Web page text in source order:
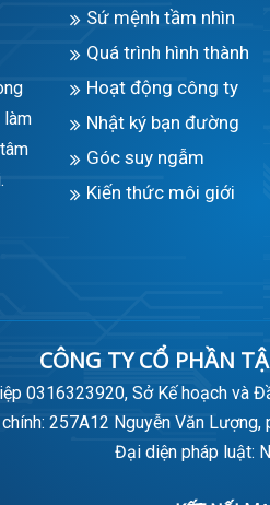
làm
Sứ mệnh tầm nhìn
Quá trình hình thành
Hoạt động công ty
Nhật ký bạn đường
Góc suy ngẫm
Kiến thức môi giới
CÔNG TY CỔ PHẦN
0316323920, Sở Kế hoạch và
257A12 Nguyễn Văn Lượng,
Đại diện pháp luật: